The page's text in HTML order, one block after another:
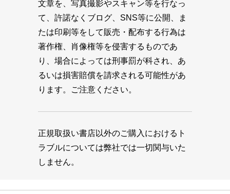
文章を、写真撮影やスキャン等を行なっ
て、許諾なくブログ、SNS等に公開、ま
たは印刷等をして販売・配布する行為は
著作権、肖像権等を侵害するものであ
り、場合によっては刑事罰が科され、あ
るいは損害賠償を請求される可能性があ
ります。ご注意ください。
正規取扱い書店以外のご購入におけるト
ラブルについては弊社では一切関与いた
しません。